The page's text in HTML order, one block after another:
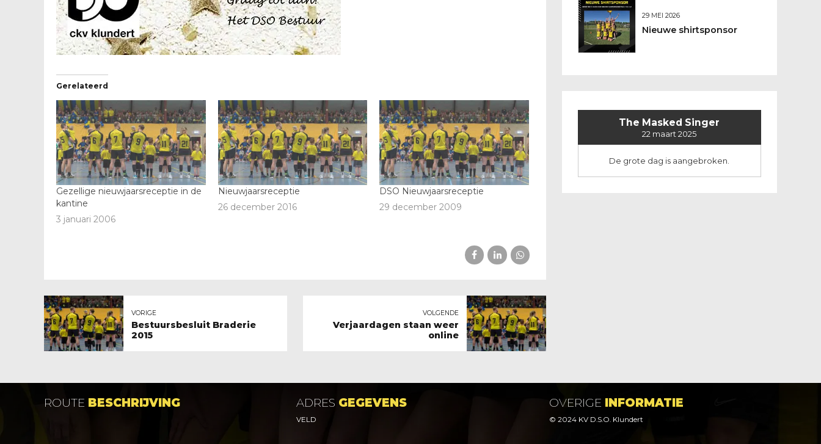
Gerelateerd
Gezellige nieuwjaarsreceptie in de
kantine
3 januari 2006
Nieuwjaarsreceptie
26 december 2016
DSO Nieuwjaarsreceptie
29 december 2009
VORIGE
Bestuursbesluit Braderie
2015
VOLGENDE
Verjaardagen staan weer
online
29 MEI 2026
Nieuwe shirtsponsor
The Masked Singer
22 maart 2025
De grote dag is aangebroken.
ROUTE BESCHRIJVING ADRES GEGEVENS
VELD
OVERIGE INFORMATIE
© 2024 KV D.S.O. Klundert